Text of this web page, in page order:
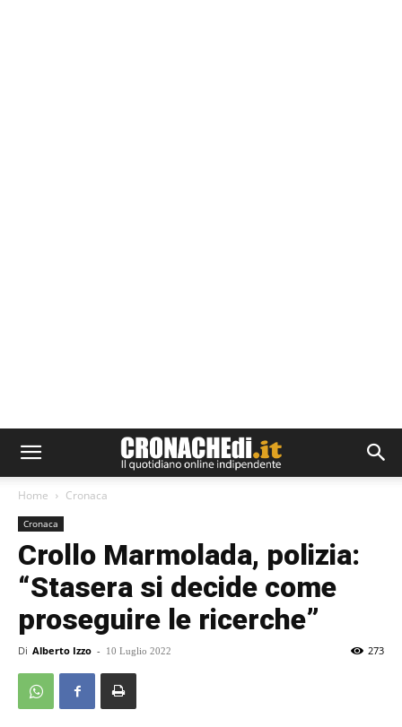
Home Cronaca
Cronaca
Crollo Marmolada, polizia:
“Stasera si decide come
proseguire le ricerche”
Di Alberto Izzo - 10 Luglio 2022 273